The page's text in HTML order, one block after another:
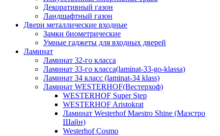
Декоративный газон
Ландшафтный газон
Двери металлические входные
Замки биометрические
Умные гаджеты для входных дверей
Ламинат
Ламинат 32-го класса
Ламинат 33-го класса(laminat-33-go-klassa)
Ламинат 34 класс (laminat-34 klass)
Ламинат WESTERHOF(Вестерхоф)
WESTERHOF Super Step
WESTERHOF Aristokrat
Ламинат Westerhof Maestro Shine (Маэстро
Шайн)
Westerhof Cosmo